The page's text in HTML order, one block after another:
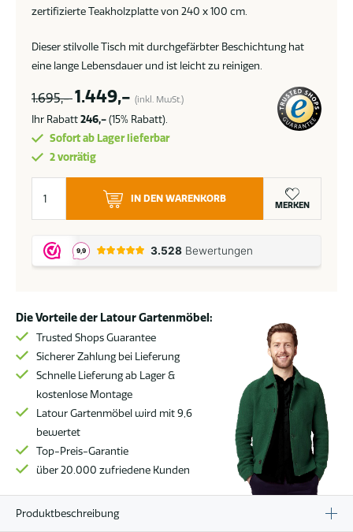
zertifizierte Teakholzplatte von 240 x 100 cm.
Dieser stilvolle Tisch mit durchgefärbter Beschichtung hat
eine lange Lebensdauer und ist leicht zu reinigen.
1.695,- 1.449,- (inkl. MwSt.)
Ihr Rabatt246,-(15% Rabatt).
Sofort ab Lager lieferbar
2 vorrätig
Monte
Vari
Gartentisch
weiß
240
cm
Menge
IN DEN WARENKORB
MERKEN
Die Vorteile der Latour Gartenmöbel:
Trusted Shops Guarantee
Sicherer Zahlung bei Lieferung
Schnelle Lieferung ab Lager &
kostenlose Montage
Latour Gartenmöbel wird mit 9,6
bewertet
Top-Preis-Garantie
über 20.000 zufriedene Kunden
Produktbeschreibung